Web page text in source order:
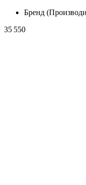
Бренд
35 550